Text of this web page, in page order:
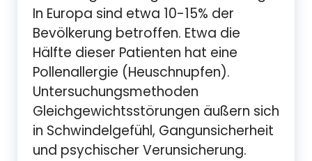
In Europa sind etwa 10-15% der
Bevölkerung betroffen. Etwa die
Hälfte dieser Patienten hat eine
Pollenallergie (Heuschnupfen).
Untersuchungsmethoden
Gleichgewichtsstörungen äußern sich
in Schwindelgefühl, Gangunsicherheit
und psychischer Verunsicherung.